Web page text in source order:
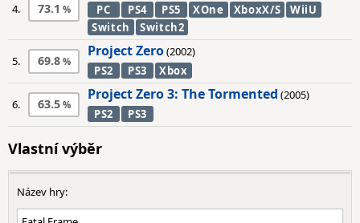
4. 73.1
PC
PS4 PS5 XOne XboxX/S
WiiU
Switch
Switch2
5. 69.8
Project Zero(2002)
PS2
PS3 Xbox
6. 63.5
Project Zero 3: The Tormented (2005)
PS2
PS3
Vlastní výběr
Název hry: